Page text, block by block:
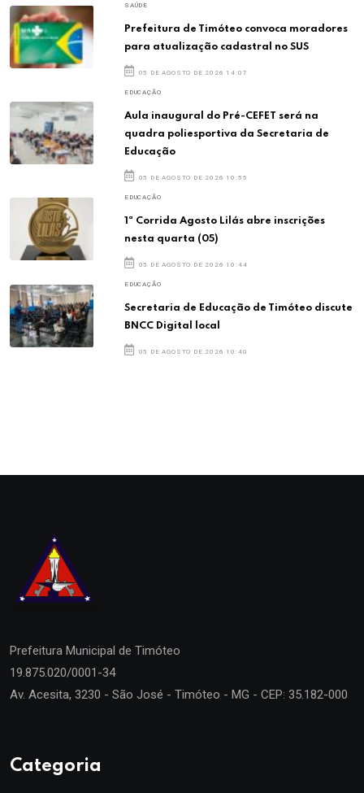
SAÚDE
Prefeitura de Timóteo convoca moradores
para atualização cadastral no SUS
05 DE AGOSTO DE 2026 14:07
EDUCAÇÃO
Aula inaugural do Pré-CEFET será na
quadra poliesportiva da Secretaria de
Educação
05 DE AGOSTO DE 2026 10:55
EDUCAÇÃO
1ª Corrida Agosto Lilás abre inscrições
nesta quarta (05)
05 DE AGOSTO DE 2026 10:44
EDUCAÇÃO
Secretaria de Educação de Timóteo discute
BNCC Digital local
05 DE AGOSTO DE 2026 10:40
Prefeitura Municipal de Timóteo
19.875.020/0001-34
Av. Acesita, 3230 - São José - Timóteo - MG - CEP: 35.182-000
Categoria